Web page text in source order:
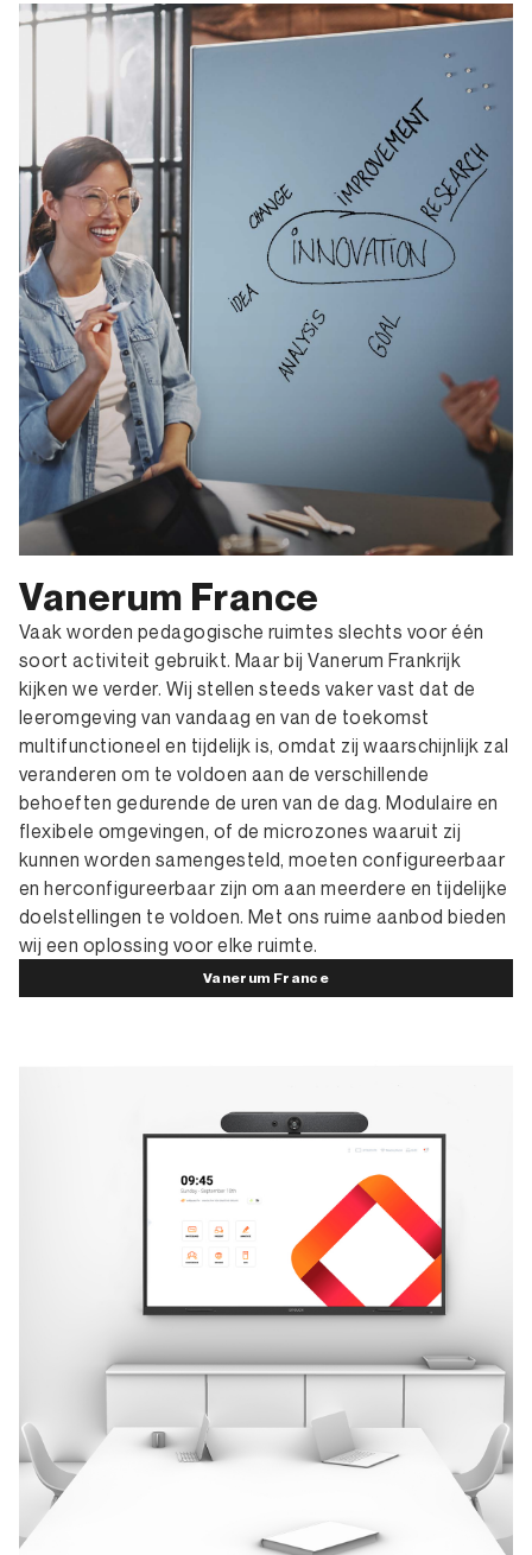
Vanerum France
Vaak worden pedagogische ruimtes slechts voor één
soort activiteit gebruikt. Maar bij Vanerum Frankrijk
kijken we verder. Wij stellen steeds vaker vast dat de
leeromgeving van vandaag en van de toekomst
multifunctioneel en tijdelijk is, omdat zij waarschijnlijk zal
veranderen om te voldoen aan de verschillende
behoeften gedurende de uren van de dag. Modulaire en
flexibele omgevingen, of de microzones waaruit zij
kunnen worden samengesteld, moeten configureerbaar
en herconfigureerbaar zijn om aan meerdere en tijdelijke
doelstellingen te voldoen. Met ons ruime aanbod bieden
wij een oplossing voor elke ruimte.
Vanerum France